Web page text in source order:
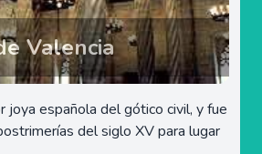
Valencia
joya española del gótico civil, y fue
del siglo XV para lugar